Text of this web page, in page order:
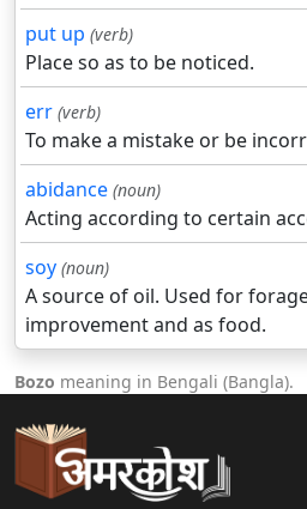
put up (verb)
Place so as to be noticed.
err (verb)
To make a mistake or be
abidance (noun)
Acting according to certain
soy (noun)
A source of oil. Used for
improvement and as food.
Bozo meaning in Bengali (Bangla).